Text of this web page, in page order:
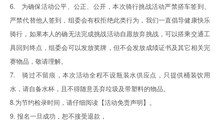
6. 为确保活动公平、公正、公开，本次骑行挑战活动严禁搭车签到、
严禁代替他人签到，组委会有权拒绝此类行为，我们一直倡导健康快乐
骑行，如果本人的确无法完成挑战活动自愿放弃挑战，可以搭乘交通工
具回到终点，组委会可以发放奖牌，但不会发放成绩证书及其它相关完
赛物品，敬请理解。
7. 骑过不留痕，本次活动全程不设瓶装水供应点，只提供桶装饮用
水，请自备水杯，且不得随意丢弃垃圾及带塑料的物品。
8.为节约检录时间，请仔细阅读【活动免责声明】。
9. 报名一旦成功，恕不接受退款，